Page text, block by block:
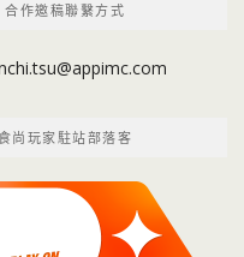
合作邀稿聯繫方式
尚玩家駐站部落客